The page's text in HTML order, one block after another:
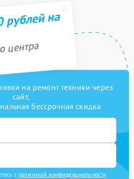
на
центра
на ремонт техники через
сайт,
бессрочная скидка
с политикой конфиденциальности